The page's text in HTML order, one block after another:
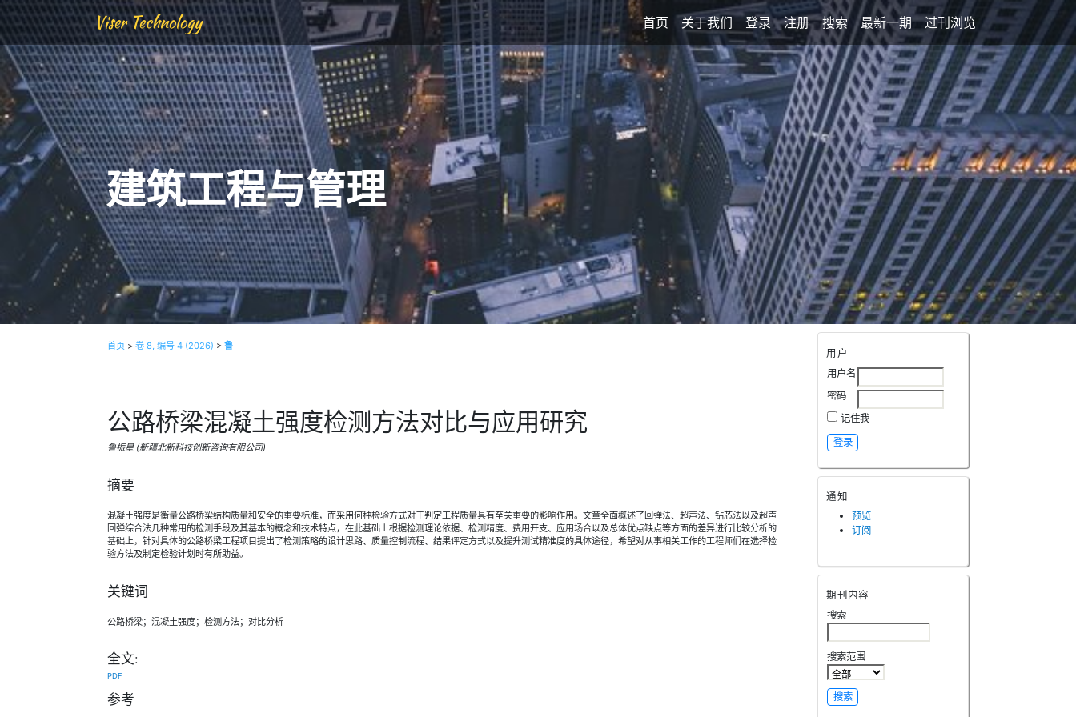
Viser Technology 首页 关于我们 登录 注册 搜索 最新一期 过刊浏览
建筑工程与管理
用户
用户名
密码
记住我
通知
预览
订阅
期刊内容
搜索
搜索范围
首页 >卷 8, 编号 4 (2026) >鲁
公路桥梁混凝土强度检测方法对比与应用研究
鲁振星 (新疆北新科技创新咨询有限公司)
摘要
混凝土强度是衡量公路桥梁结构质量和安全的重要标准，而采用何种检验方式对于判定工程质量具有至关重要的影响作用。文章全面概述了回弹法、超声法、钻芯法以及超声
回弹综合法几种常用的检测手段及其基本的概念和技术特点，在此基础上根据检测理论依据、检测精度、费用开支、应用场合以及总体优点缺点等方面的差异进行比较分析的
基础上，针对具体的公路桥梁工程项目提出了检测策略的设计思路、质量控制流程、结果评定方式以及提升测试精准度的具体途径，希望对从事相关工作的工程师们在选择检
验方法及制定检验计划时有所助益。
关键词
公路桥梁；混凝土强度；检测方法；对比分析
全文:
PDF
参考